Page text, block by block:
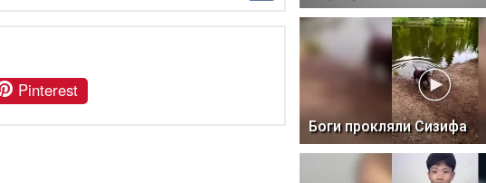
Pinterest
Боги прокляли Сизифа